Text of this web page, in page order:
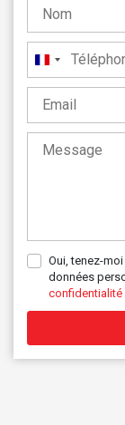
France
+33
Oui, tenez-
données
confidentialité